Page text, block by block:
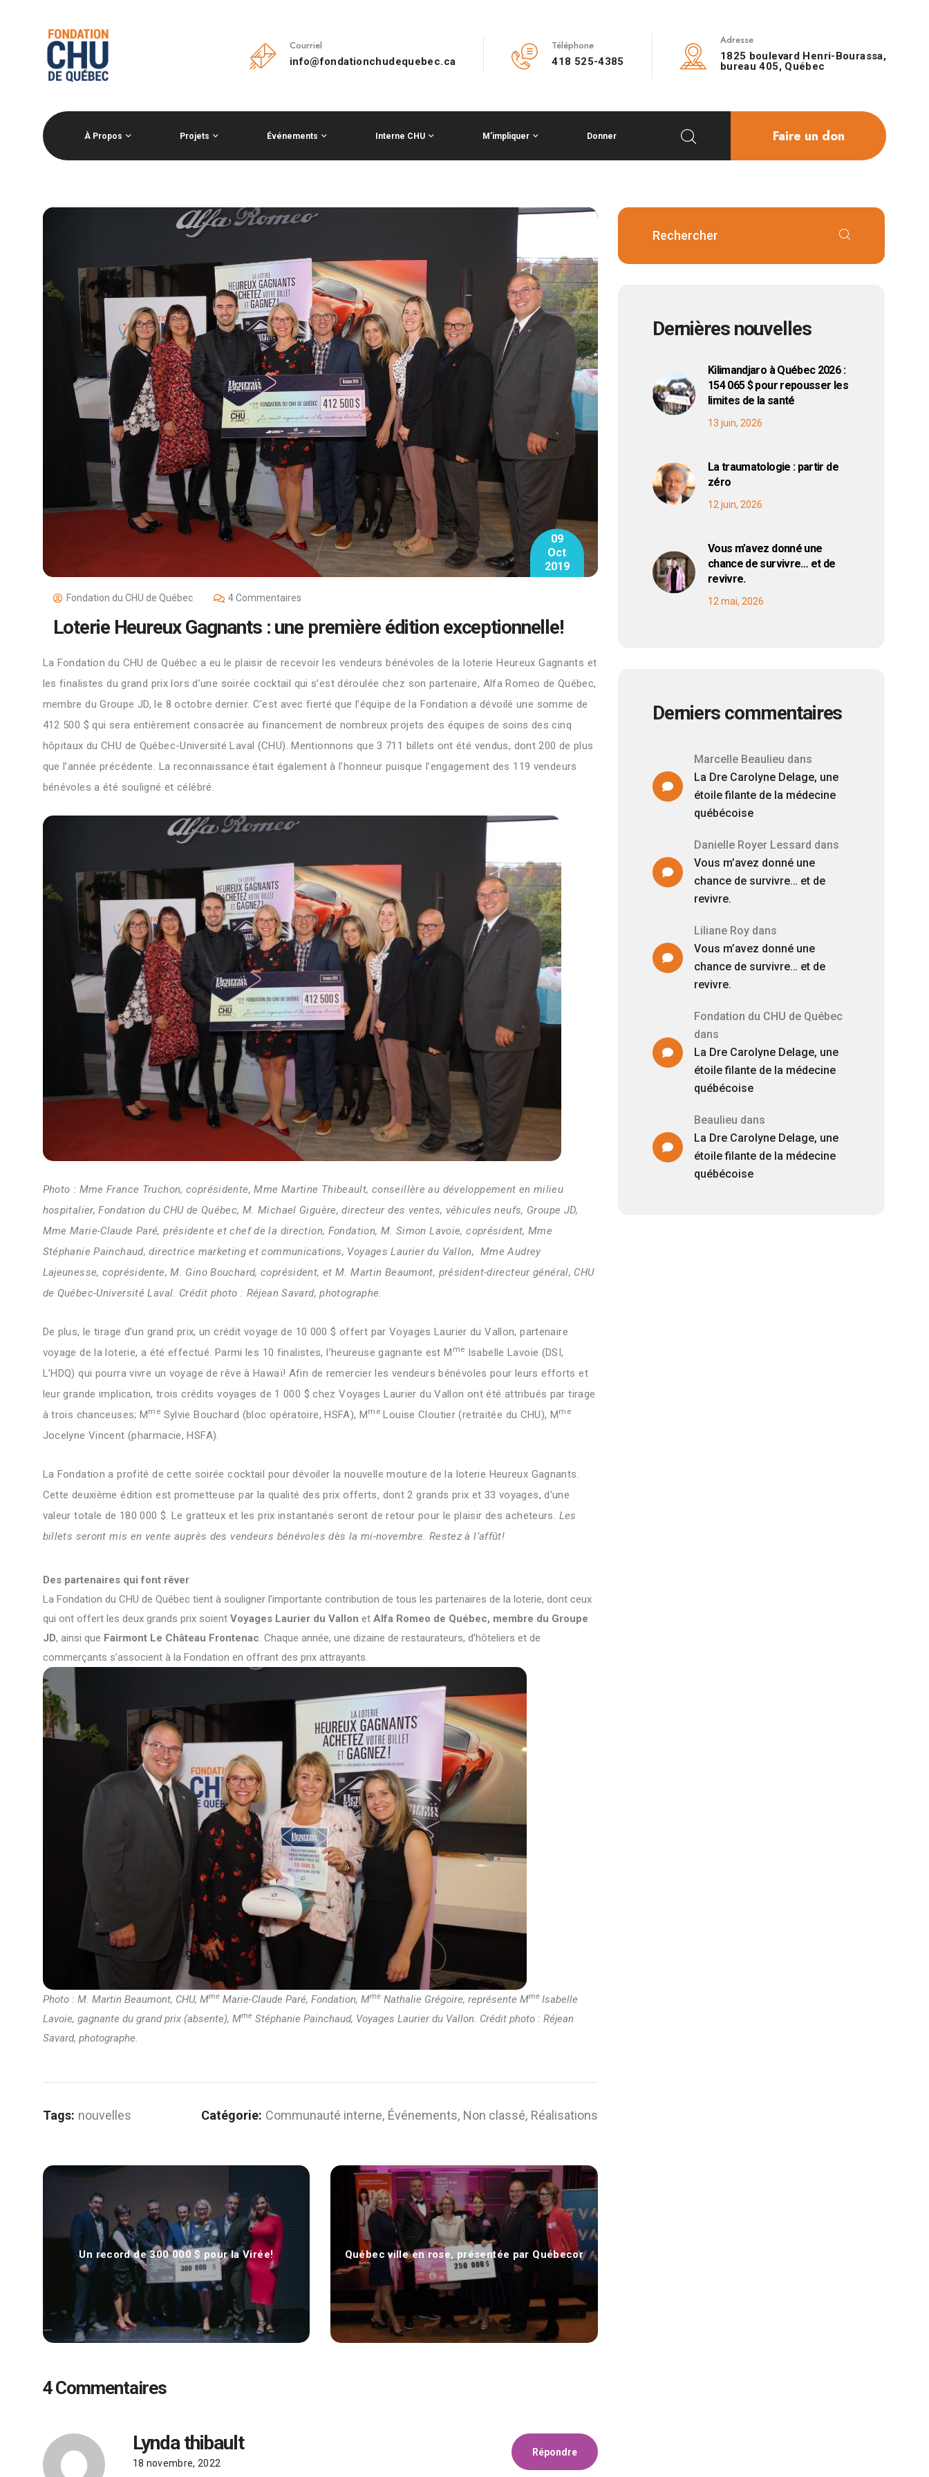
Courriel
info@fondationchudequebec.ca
Téléphone
418 525-4385
Adresse
1825 boulevard Henri-Bourassa,
bureau 405, Québec
À Propos Projets Événements Interne CHU M’impliquer Donner Faire un don
09
Oct
2019
Fondation du CHU de Québec 4 Commentaires
Loterie Heureux Gagnants : une première édition exceptionnelle!
La Fondation du CHU de Québec a eu le plaisir de recevoir les vendeurs bénévoles de la loterie Heureux Gagnants et
les finalistes du grand prix lors d’une soirée cocktail qui s’est déroulée chez son partenaire, Alfa Romeo de Québec,
membre du Groupe JD, le 8 octobre dernier. C’est avec fierté que l’équipe de la Fondation a dévoilé une somme de
412 500 $ qui sera entièrement consacrée au financement de nombreux projets des équipes de soins des cinq
hôpitaux du CHU de Québec-Université Laval (CHU). Mentionnons que 3 711 billets ont été vendus, dont 200 de plus
que l’année précédente. La reconnaissance était également à l’honneur puisque l’engagement des 119 vendeurs
bénévoles a été souligné et célébré.
Photo : Mme France Truchon, coprésidente, Mme Martine Thibeault, conseillère au développement en milieu
hospitalier, Fondation du CHU de Québec, M. Michael Giguère, directeur des ventes, véhicules neufs, Groupe JD,
Mme Marie-Claude Paré, présidente et chef de la direction, Fondation, M. Simon Lavoie, coprésident, Mme
Stéphanie Painchaud, directrice marketing et communications, Voyages Laurier du Vallon, Mme Audrey
Lajeunesse, coprésidente, M. Gino Bouchard, coprésident, et M. Martin Beaumont, président-directeur général, CHU
de Québec-Université Laval. Crédit photo : Réjean Savard, photographe.
De plus, le tirage d’un grand prix, un crédit voyage de 10 000 $ offert par Voyages Laurier du Vallon, partenaire
voyage de la loterie, a été effectué. Parmi les 10 finalistes, l’heureuse gagnante est M me Isabelle Lavoie (DSI,
L’HDQ) qui pourra vivre un voyage de rêve à Hawaï! Afin de remercier les vendeurs bénévoles pour leurs efforts et
leur grande implication, trois crédits voyages de 1 000 $ chez Voyages Laurier du Vallon ont été attribués par tirage
à trois chanceuses; Mme Sylvie Bouchard (bloc opératoire, HSFA), Mme Louise Cloutier (retraitée du CHU), Mme
Jocelyne Vincent (pharmacie, HSFA).
La Fondation a profité de cette soirée cocktail pour dévoiler la nouvelle mouture de la loterie Heureux Gagnants.
Cette deuxième édition est prometteuse par la qualité des prix offerts, dont 2 grands prix et 33 voyages, d’une
valeur totale de 180 000 $. Le gratteux et les prix instantanés seront de retour pour le plaisir des acheteurs. Les
billets seront mis en vente auprès des vendeurs bénévoles dès la mi-novembre. Restez à l’affût!
Des partenaires qui font rêver
La Fondation du CHU de Québec tient à souligner l’importante contribution de tous les partenaires de la loterie, dont ceux
qui ont offert les deux grands prix soient Voyages Laurier du Vallon etAlfa Romeo de Québec, membre du Groupe
JD, ainsi que Fairmont Le Château Frontenac. Chaque année, une dizaine de restaurateurs, d’hôteliers et de
commerçants s’associent à la Fondation en offrant des prix attrayants.
Photo : M. Martin Beaumont, CHU, MmeMarie-Claude Paré, Fondation, MmeNathalie Grégoire, représente Mme Isabelle
Lavoie, gagnante du grand prix (absente), MmeStéphanie Painchaud, Voyages Laurier du Vallon. Crédit photo : Réjean
Savard, photographe.
Tags: nouvelles Catégorie: Communauté interne Événements Non classé Réalisations
Un record de 300 000 $ pour la Virée! Québec ville en rose, présentée par Québecor
4 Commentaires
Lynda thibault
18 novembre, 2022
Répondre
Dernières nouvelles
Kilimandjaro à Québec 2026 :
154 065 $ pour repousser les
limites de la santé
13 juin, 2026
La traumatologie : partir de
zéro
12 juin, 2026
Vous m’avez donné une
chance de survivre… et de
revivre.
12 mai, 2026
Derniers commentaires
Marcelle Beaulieu dans
La Dre Carolyne Delage, une
étoile filante de la médecine
québécoise
Danielle Royer Lessard dans
Vous m’avez donné une
chance de survivre… et de
revivre.
Liliane Roydans
Vous m’avez donné une
chance de survivre… et de
revivre.
Fondation du CHU de Québec
dans
La Dre Carolyne Delage, une
étoile filante de la médecine
québécoise
Beaulieu dans
La Dre Carolyne Delage, une
étoile filante de la médecine
québécoise